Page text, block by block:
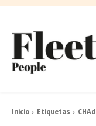
Inicio Etiquetas